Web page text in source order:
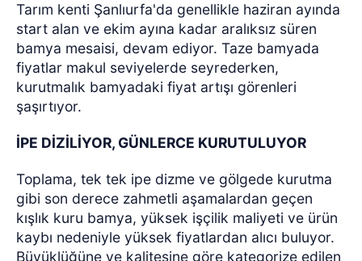
Tarım kenti Şanlıurfa'da genellikle haziran ayında
start alan ve ekim ayına kadar aralıksız süren
bamya mesaisi, devam ediyor. Taze bamyada
fiyatlar makul seviyelerde seyrederken,
kurutmalık bamyadaki fiyat artışı görenleri
şaşırtıyor.
İPE DİZİLİYOR, GÜNLERCE KURUTULUYOR
Toplama, tek tek ipe dizme ve gölgede kurutma
gibi son derece zahmetli aşamalardan geçen
kışlık kuru bamya, yüksek işçilik maliyeti ve ürün
kaybı nedeniyle yüksek fiyatlardan alıcı buluyor.
Büyüklüğüne ve kalitesine göre kategorize edilen